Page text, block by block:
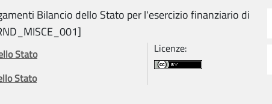
Bilancio dello Stato per l'esercizio finanziario di
Stato
Stato
Licenze: